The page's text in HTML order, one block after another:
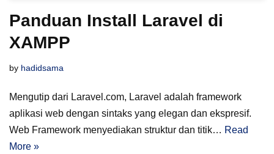
Panduan Install Laravel di
XAMPP
by hadidsama
Mengutip dari Laravel.com, Laravel adalah framework
aplikasi web dengan sintaks yang elegan dan ekspresif.
Web Framework menyediakan struktur dan titik… Read
More »